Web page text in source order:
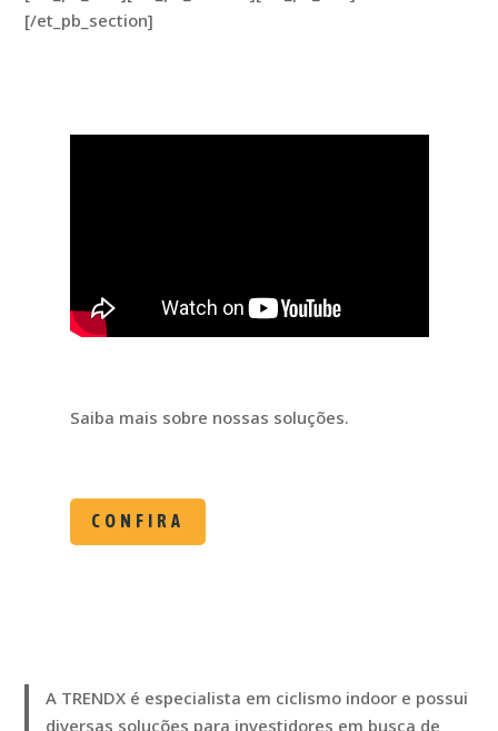
[/et_pb_section]
Saiba mais sobre nossas soluções.
CONFIRA
A TRENDX é especialista em ciclismo indoor e possui
diversas soluções para investidores em busca de